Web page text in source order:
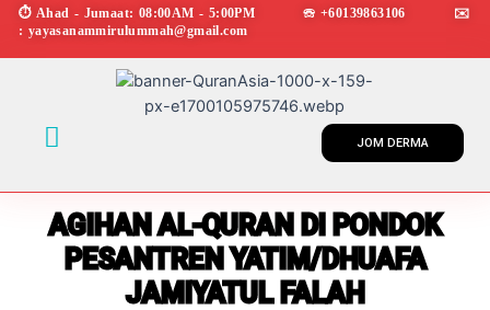
Skip
content
⏱︎ Ahad - Jumaat: 08:00AM - 5:00PM ☏ +60139863106 ✉︎
: yayasanammirulummah@gmail.com
Menu JOM DERMA
AGIHAN AL-QURAN DI PONDOK
PESANTREN YATIM/DHUAFA
JAMIYATUL FALAH